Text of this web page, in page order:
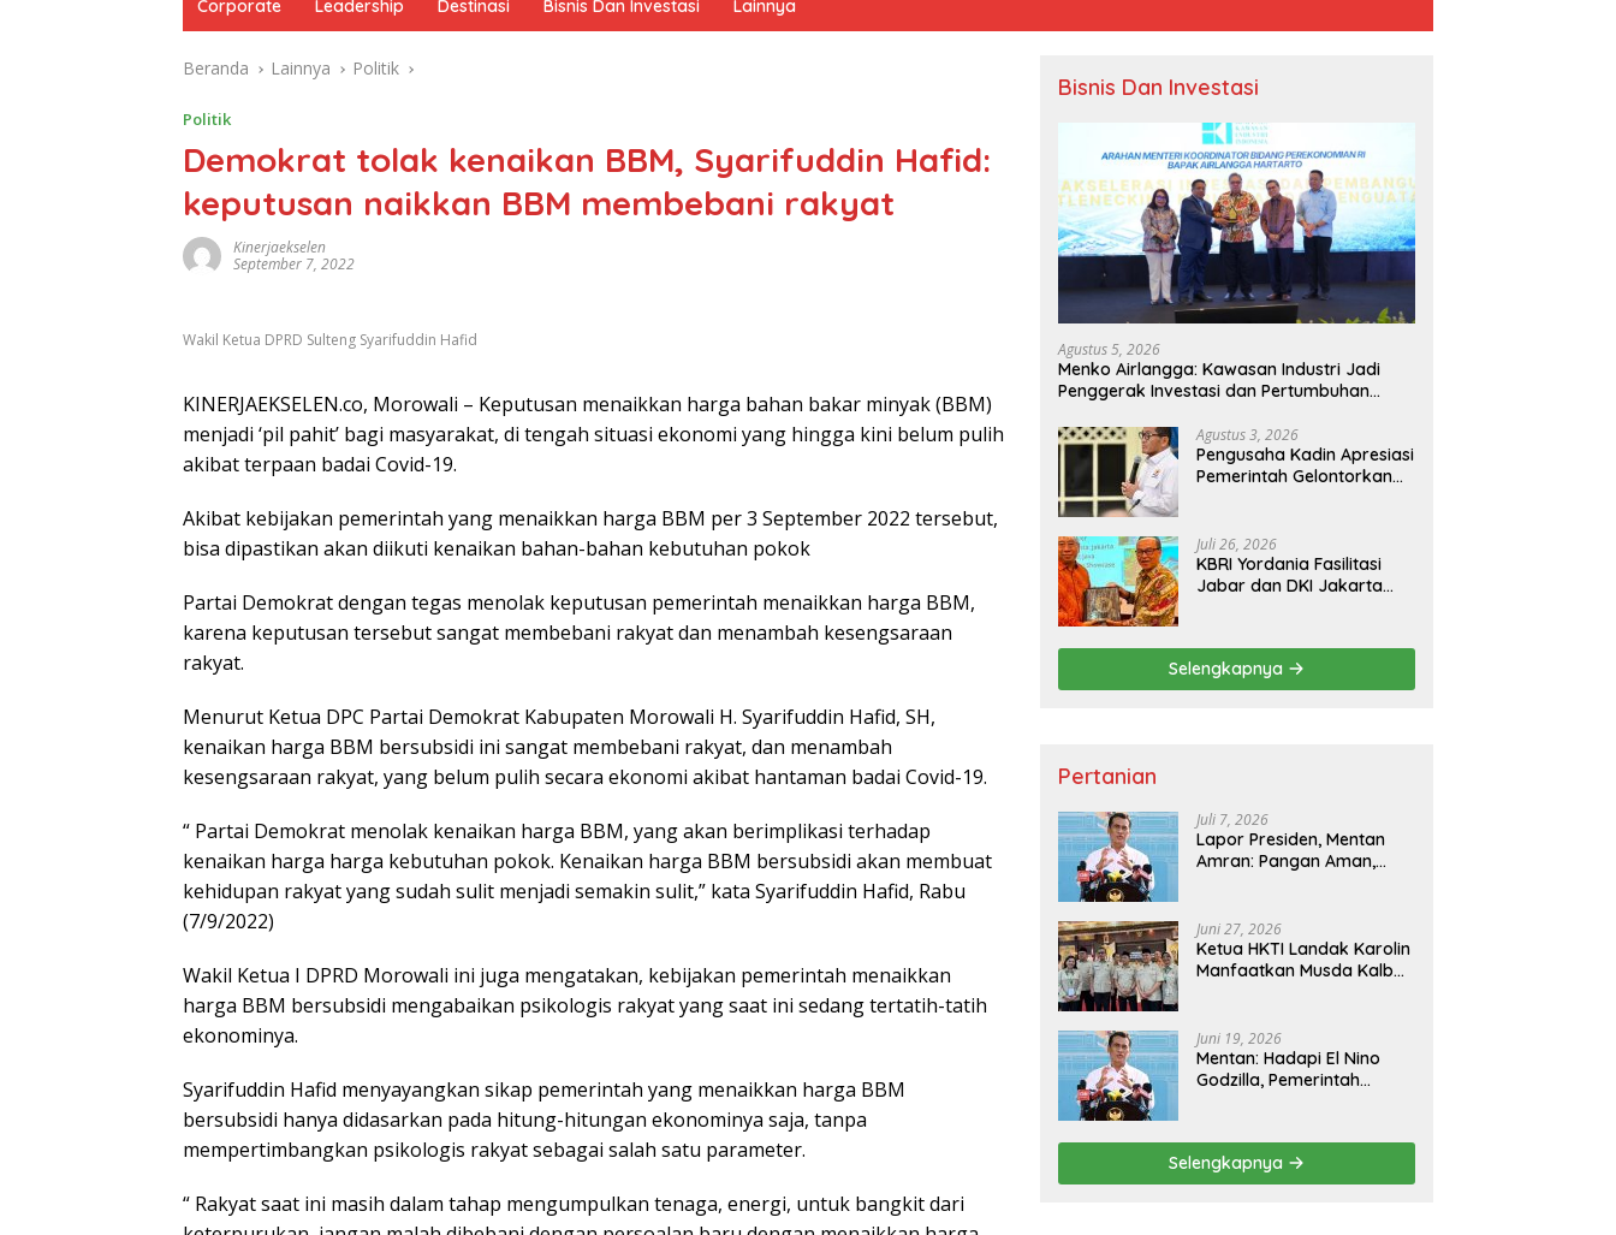
Corporate Leadership Destinasi Bisnis Dan Investasi Lainnya
Beranda Lainnya Politik
Politik
Demokrat tolak kenaikan BBM, Syarifuddin Hafid:
keputusan naikkan BBM membebani rakyat
Kinerjaekselen
September 7, 2022
Wakil Ketua DPRD Sulteng Syarifuddin Hafid
KINERJAEKSELEN.co, Morowali – Keputusan menaikkan harga bahan bakar minyak (BBM)
menjadi ‘pil pahit’ bagi masyarakat, di tengah situasi ekonomi yang hingga kini belum pulih
akibat terpaan badai Covid-19.
Akibat kebijakan pemerintah yang menaikkan harga BBM per 3 September 2022 tersebut,
bisa dipastikan akan diikuti kenaikan bahan-bahan kebutuhan pokok
Partai Demokrat dengan tegas menolak keputusan pemerintah menaikkan harga BBM,
karena keputusan tersebut sangat membebani rakyat dan menambah kesengsaraan
rakyat.
Menurut Ketua DPC Partai Demokrat Kabupaten Morowali H. Syarifuddin Hafid, SH,
kenaikan harga BBM bersubsidi ini sangat membebani rakyat, dan menambah
kesengsaraan rakyat, yang belum pulih secara ekonomi akibat hantaman badai Covid-19.
“ Partai Demokrat menolak kenaikan harga BBM, yang akan berimplikasi terhadap
kenaikan harga harga kebutuhan pokok. Kenaikan harga BBM bersubsidi akan membuat
kehidupan rakyat yang sudah sulit menjadi semakin sulit,” kata Syarifuddin Hafid, Rabu
(7/9/2022)
Wakil Ketua I DPRD Morowali ini juga mengatakan, kebijakan pemerintah menaikkan
harga BBM bersubsidi mengabaikan psikologis rakyat yang saat ini sedang tertatih-tatih
ekonominya.
Syarifuddin Hafid menyayangkan sikap pemerintah yang menaikkan harga BBM
bersubsidi hanya didasarkan pada hitung-hitungan ekonominya saja, tanpa
mempertimbangkan psikologis rakyat sebagai salah satu parameter.
“ Rakyat saat ini masih dalam tahap mengumpulkan tenaga, energi, untuk bangkit dari
Bisnis Dan Investasi
Agustus 5, 2026
Menko Airlangga: Kawasan Industri Jadi
Penggerak Investasi dan Pertumbuhan
Agustus 3, 2026
Pengusaha Kadin Apresiasi
Pemerintah Gelontorkan
Juli 26, 2026
KBRI Yordania Fasilitasi
Jabar dan DKI Jakarta
Internasional
Selengkapnya
Pertanian
Juli 7, 2026
Lapor Presiden, Mentan
Amran: Pangan Aman,
Juni 27, 2026
Ketua HKTI Landak Karolin
Manfaatkan Musda Kalbar
Juni 19, 2026
Mentan: Hadapi El Nino
Godzilla, Pemerintah
Infrastruktur Pertanian
Nasional
Selengkapnya